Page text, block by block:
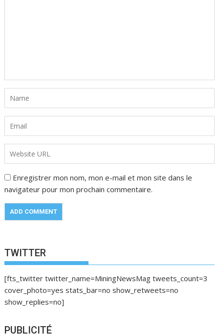
Enregistrer mon nom, mon e-mail et mon site dans le
navigateur pour mon prochain commentaire.
TWITTER
[fts_twitter twitter_name=MiningNewsMag tweets_count=3
cover_photo=yes stats_bar=no show_retweets=no
show_replies=no]
PUBLICITÉ